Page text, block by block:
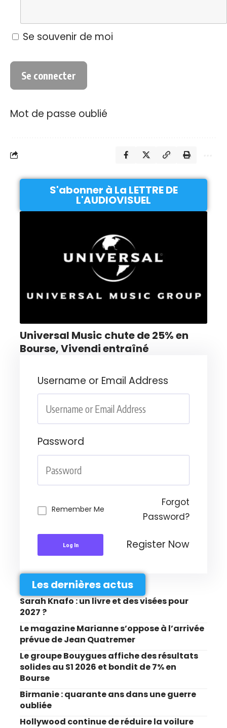
Se souvenir de moi
Mot de passe oublié
S'abonner à La LETTRE DE
L'AUDIOVISUEL
Universal Music chute de 25% en
Bourse, Vivendi entraîné
Username or Email Address
Password
Remember Me
Forgot
Password?
Log In Register Now
Les dernières actus
Sarah Knafo : un livre et des visées pour
2027 ?
Le magazine Marianne s’oppose à l’arrivée
prévue de Jean Quatremer
Le groupe Bouygues affiche des résultats
solides au S1 2026 et bondit de 7% en
Bourse
Birmanie : quarante ans dans une guerre
oubliée
Hollywood continue de réduire la voilure